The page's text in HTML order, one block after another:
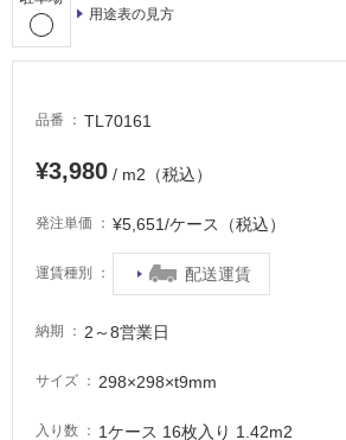
用途表の見方
品番 TL70161
¥3,980 / m2（税込）
発注単価 ¥5,651/ケース（税込）
運賃種別 配送運賃
納期 2～8営業日
サイズ 298×298×t9mm
入り数 1ケース 16枚入り 1.42m2
し
て
注
が
適